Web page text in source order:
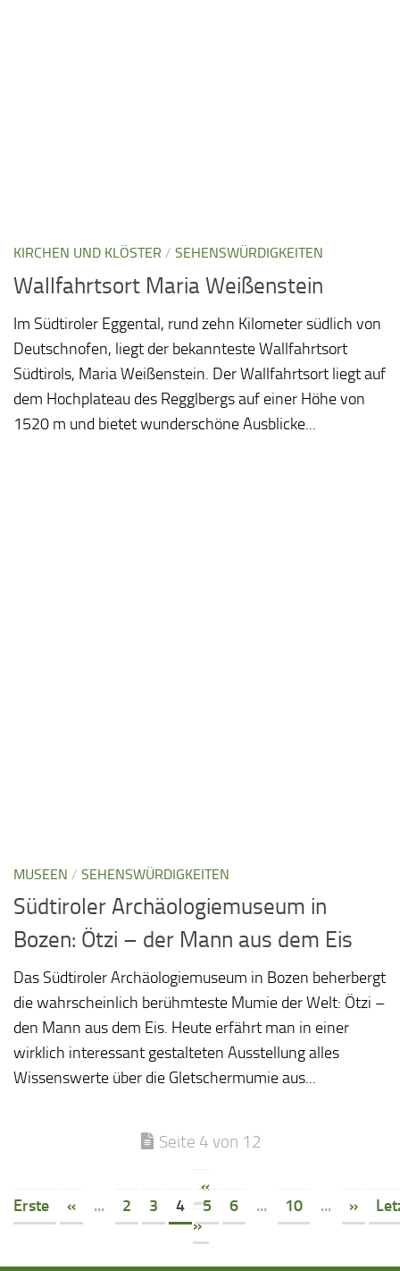
KIRCHEN UND KLÖSTER / SEHENSWÜRDIGKEITEN
Wallfahrtsort Maria Weißenstein
Im Südtiroler Eggental, rund zehn Kilometer südlich von
Deutschnofen, liegt der bekannteste Wallfahrtsort
Südtirols, Maria Weißenstein. Der Wallfahrtsort liegt auf
dem Hochplateau des Regglbergs auf einer Höhe von
1520 m und bietet wunderschöne Ausblicke...
MUSEEN / SEHENSWÜRDIGKEITEN
Südtiroler Archäologiemuseum in
Bozen: Ötzi – der Mann aus dem Eis
Das Südtiroler Archäologiemuseum in Bozen beherbergt
die wahrscheinlich berühmteste Mumie der Welt: Ötzi –
den Mann aus dem Eis. Heute erfährt man in einer
wirklich interessant gestalteten Ausstellung alles
Wissenswerte über die Gletschermumie aus...
Seite 4 von 12
«
Erste
« ... 2 3 4 5 6 ... 10 ... »
»